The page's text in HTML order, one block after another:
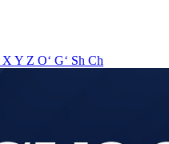
X Y Z O‘ G‘ Sh Ch